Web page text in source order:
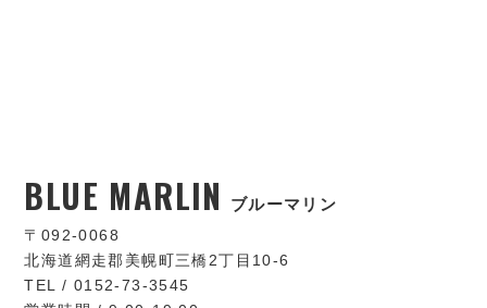
BLUE MARLIN ブルーマリン
〒092-0068
北海道網走郡美幌町三橋2丁目10-6
TEL / 0152-73-3545